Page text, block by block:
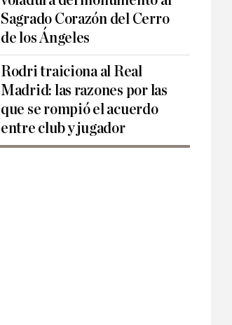
Sagrado Corazón del Cerro
de los Ángeles
Rodri traiciona al Real
Madrid: las razones por las
que se rompió el acuerdo
entre club y jugador